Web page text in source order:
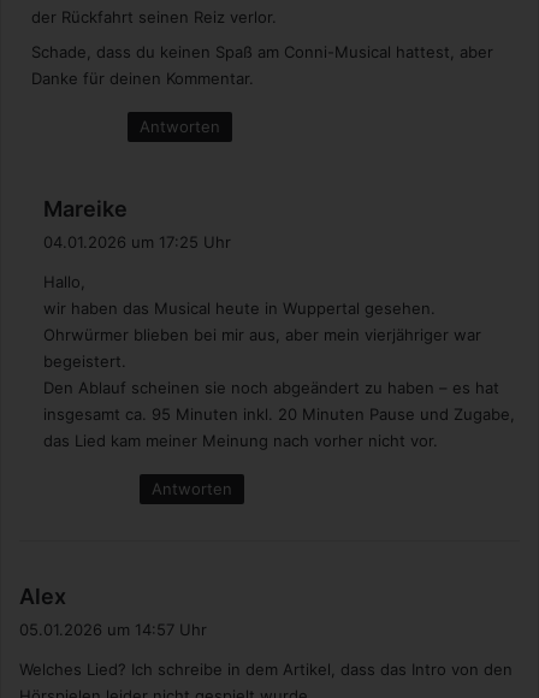
der Rückfahrt seinen Reiz verlor.
Schade, dass du keinen Spaß am Conni-Musical hattest, aber
Danke für deinen Kommentar.
Antworten
Mareike
:
04.01.2026 um 17:25 Uhr
Hallo,
wir haben das Musical heute in Wuppertal gesehen.
Ohrwürmer blieben bei mir aus, aber mein vierjähriger war
begeistert.
Den Ablauf scheinen sie noch abgeändert zu haben – es hat
insgesamt ca. 95 Minuten inkl. 20 Minuten Pause und Zugabe,
das Lied kam meiner Meinung nach vorher nicht vor.
Antworten
Alex
t
05.01.2026 um 14:57 Uhr
Welches Lied? Ich schreibe in dem Artikel, dass das Intro von den